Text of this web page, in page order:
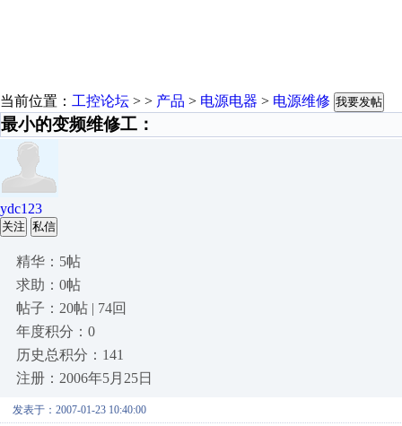
当前位置： 工控论坛 > > 产品 > 电源电器 > 电源维修 我要发帖
最小的变频维修工：
ydc123
关注 私信
精华：5帖
求助：0帖
帖子：20帖 | 74回
年度积分：0
历史总积分：141
注册：2006年5月25日
发表于：2007-01-23 10:40:00